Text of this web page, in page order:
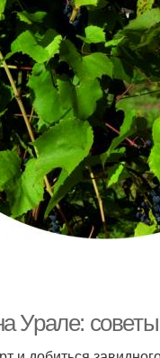
Урале: